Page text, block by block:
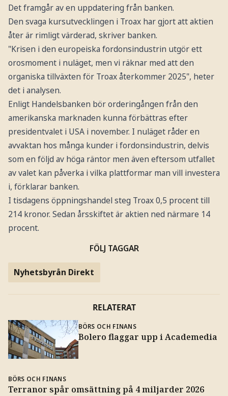
Det framgår av en uppdatering från banken.
Den svaga kursutvecklingen i Troax har gjort att aktien
åter är rimligt värderad, skriver banken.
"Krisen i den europeiska fordonsindustrin utgör ett
orosmoment i nuläget, men vi räknar med att den
organiska tillväxten för Troax återkommer 2025", heter
det i analysen.
Enligt Handelsbanken bör orderingången från den
amerikanska marknaden kunna förbättras efter
presidentvalet i USA i november. I nuläget råder en
avvaktan hos många kunder i fordonsindustrin, delvis
som en följd av höga räntor men även eftersom utfallet
av valet kan påverka i vilka plattformar man vill investera
i, förklarar banken.
I tisdagens öppningshandel steg Troax 0,5 procent till
214 kronor. Sedan årsskiftet är aktien ned närmare 14
procent.
FÖLJ TAGGAR
Nyhetsbyrån Direkt
RELATERAT
BÖRS OCH FINANS
Bolero flaggar upp i Academedia
BÖRS OCH FINANS
Terranor spår omsättning på 4 miljarder 2026